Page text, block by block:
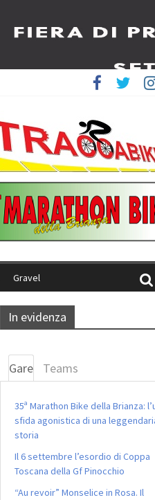
Gravel
In evidenza
Gare Teams
35ª Marathon Bike della Brianza:
sfida agonistica di una
storia
Il 6 settembre l’esordio di Coppa
Toscana della Gf Pinocchio
“Au revoir” Monselice in Rosa. Il